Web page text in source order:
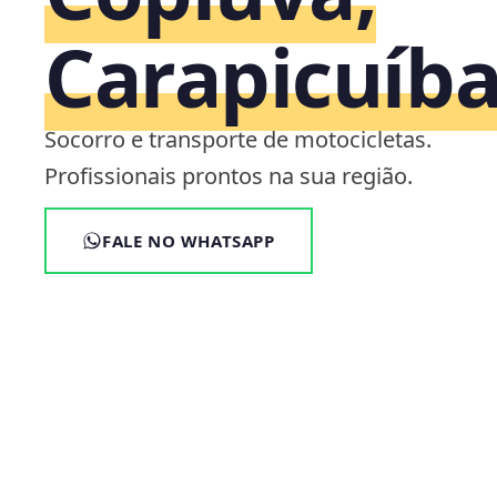
Socorro e transporte de motocicletas.
Profissionais prontos na sua região.
FALE NO WHATSAPP